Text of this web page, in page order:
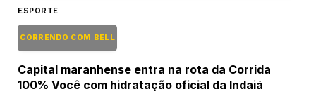
ESPORTE
CORRENDO COM BELL
Capital maranhense entra na rota da Corrida
100% Você com hidratação oficial da Indaiá